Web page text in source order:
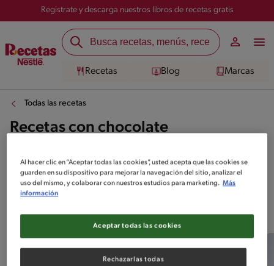
Registrate y descarga nuestros libros de recetas gratis
Recetas Blog Marcas
Todas las recetas
Recetas con chocolate
Al hacer clic en “Aceptar todas las cookies”, usted acepta que las cookies se
guarden en su dispositivo para mejorar la navegación del sitio, analizar el
uso del mismo, y colaborar con nuestros estudios para marketing. Más
información
Rechazarlas todas
Aceptar todas las cookies